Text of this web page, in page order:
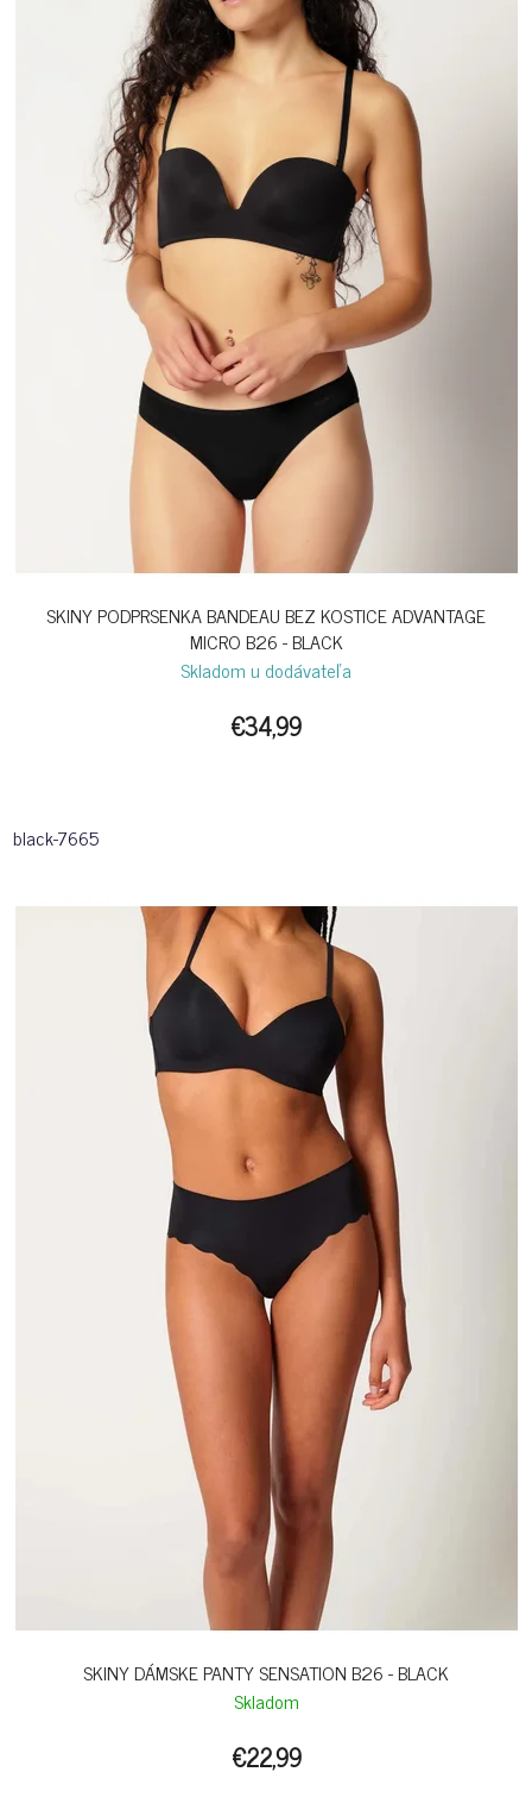
SKINY PODPRSENKA BANDEAU BEZ KOSTICE ADVANTAGE
MICRO B26 - BLACK
Skladom u dodávateľa
€34,99
black-7665
SKINY DÁMSKE PANTY SENSATION B26 - BLACK
Skladom
€22,99